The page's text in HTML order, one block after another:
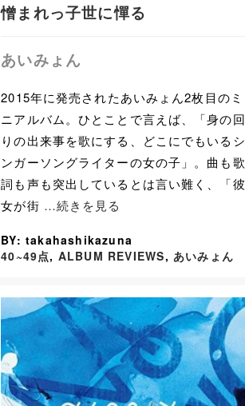
憎まれっ子世に憚る
あいみょん
2015年に発売されたあいみょん2枚目のミ
ニアルバム。ひとことで言えば、「身の回
りの出来事を歌にする、どこにでもいるシ
ンガーソングライターの女の子」。曲も歌
詞も声も突出しているとは言い難く、「彼
女が街 …続きを見る
BY: takahashikazuna
40~49点, ALBUM REVIEWS, あいみょん